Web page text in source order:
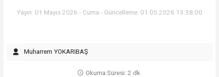
Yayın: 01 Mayıs 2026 - Cuma - Güncelleme: 01.05.2026 13:38:00
Muharrem YOKARIBAŞ
Okuma Süresi: 2 dk.